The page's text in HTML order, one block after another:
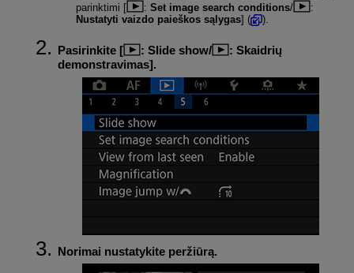
parinktimi [
: Set image search conditions/
:
Nustatyti vaizdo paieškos sąlygas] ( ).
Pasirinkite [ : Slide show/ : Skaidrių
demonstravimas].
Norimai nustatykite peržiūrą.